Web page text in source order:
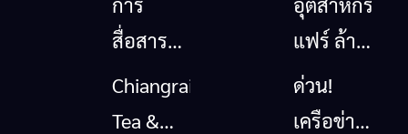
สื่อสาร
โทรคมนาคม
กรณีภัย
แฟร์ ล้าน
นาตะวัน
ออก
Chiangrai
Tea &
ด่วน!
เครือข่าย